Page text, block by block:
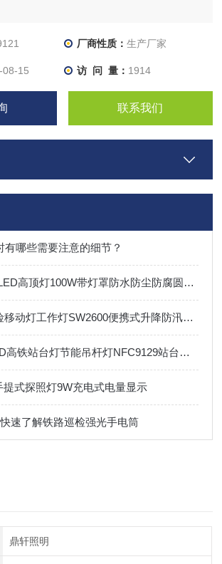
厂商性质： 生产厂家
08-15 访 问 量： 1914
联系我们
有哪些需要注意的细节？
SZSW7460 LED高顶灯100W带灯罩防水防尘防腐圆形泛光灯
LED抢修抢险移动灯工作灯SW2600便携式升降防汛应急
NFC9120LED高铁站台灯节能吊杆灯NFC9129站台候车室售票厅筒灯
提式探照灯9W充电式电量显示
速了解铁路巡检强光手电筒
鼎轩照明